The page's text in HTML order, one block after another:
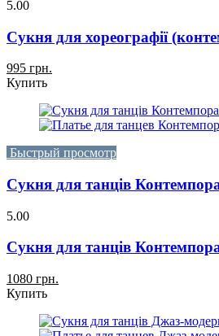
5.00
Сукня для хореографії
995 грн.
Купить
Быстрый просмотр
Сукня для танців
5.00
Сукня для танців
1080 грн.
Купить